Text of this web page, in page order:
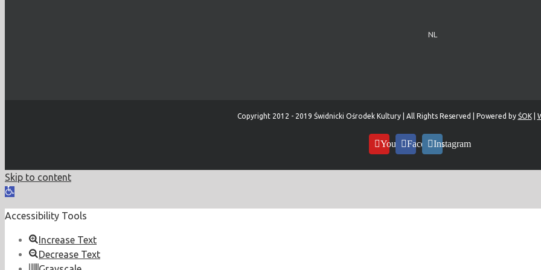
NL
Copyright 2012 - 2019 Świdnicki Ośrodek Kultury | All Rights Reserved | Powered by ŚOK|
YouTubeFacebookInstagram
Skip to content
Open
Accessibility Tools
Increase Text
Decrease Text